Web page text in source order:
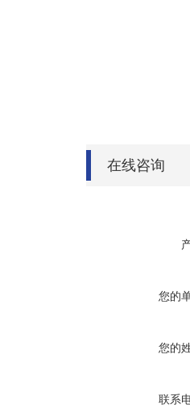
在线咨询
您的
您的
联系